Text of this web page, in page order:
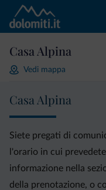
Casa Alpina
Vedi mappa
Casa Alpina
Siete pregati di
l'orario in cui
informazione nella
della prenotazione, o